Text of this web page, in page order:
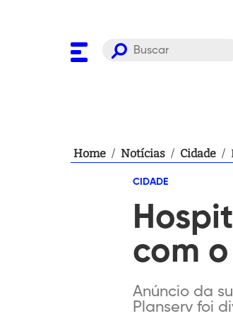
Home / Notícias / Cidade /
CIDADE
com
Anúncio da
Planserv foi